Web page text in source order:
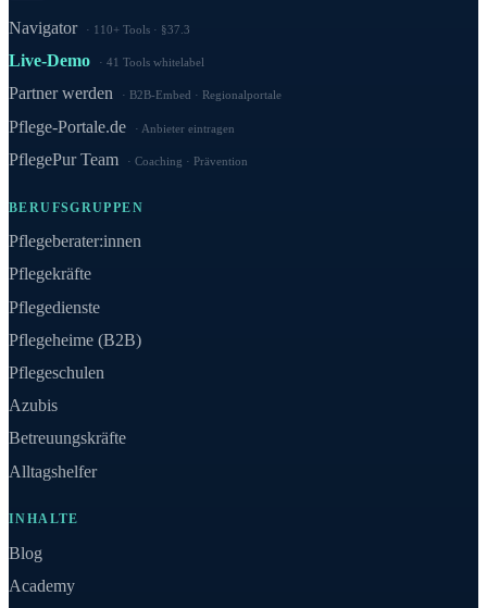
Navigator 110+ Tools · §37.3
Live-Demo 41 Tools whitelabel
Partner werden B2B-Embed · Regionalportale
Pflege-Portale.de Anbieter eintragen
PflegePur Team Coaching · Prävention
BERUFSGRUPPEN
Pflegeberater:innen
Pflegekräfte
Pflegedienste
Pflegeheime (B2B)
Pflegeschulen
Azubis
Betreuungskräfte
Alltagshelfer
INHALTE
Blog
Academy